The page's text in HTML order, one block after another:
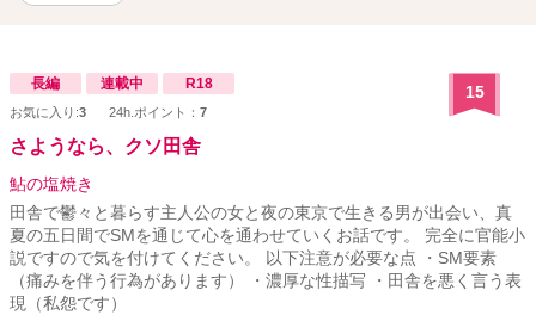
長編 連載中 R18
お気に入り:3 24h.ポイント： 7
15
さようなら、クソ田舎
鮎の塩焼き
田舎で鬱々と暮らす主人公の女と夜の東京で生きる男が出会い、真
夏の五日間でSMを通じて心を通わせていくお話です。 完全に官能小
説ですので気を付けてください。 以下注意が必要な点 ・SM要素
（痛みを伴う行為があります） ・濃厚な性描写 ・田舎を悪く言う表
現（私怨です）